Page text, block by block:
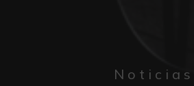
Noticias